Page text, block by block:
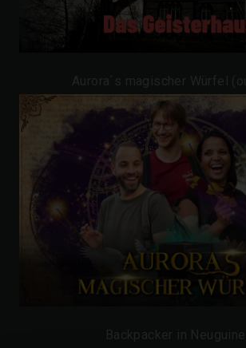
Backpacker in Neuguinea